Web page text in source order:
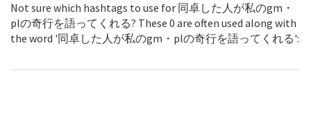
Not sure which hashtags to use for 同卓した人が私のgm・
plの奇行を語ってくれる? These 0 are often used along with
the word '同卓した人が私のgm・plの奇行を語ってくれる':